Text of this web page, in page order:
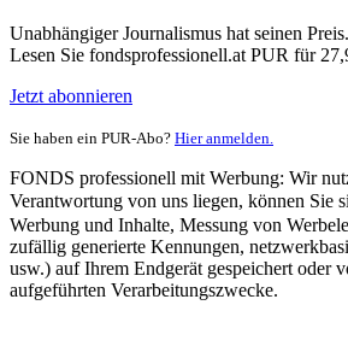
Unabhängiger Journalismus hat seinen Preis.
Lesen Sie fondsprofessionell.at PUR für
Jetzt abonnieren
Sie haben ein PUR-Abo? Hier anmelden.
FONDS professionell mit Werbung: Wir
Verantwortung von uns liegen, können Sie
Werbung und Inhalte, Messung von
zufällig generierte Kennungen,
usw.) auf Ihrem Endgerät gespeichert oder
aufgeführten Verarbeitungszwecke.